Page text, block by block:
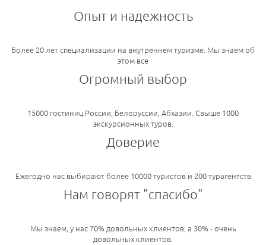
Опыт и надежность
Более 20 лет специализации на внутреннем туризме. Мы знаем об
этом все
Огромный выбор
15000 гостиниц России, Белоруссии, Абхазии. Свыше 1000
экскурсионных туров.
Доверие
Ежегодно нас выбирают более 10000 туристов и 200 турагентств
Нам говорят "спасибо"
Мы знаем, у нас 70% довольных клиентов, а 30% - очень
довольных клиентов.